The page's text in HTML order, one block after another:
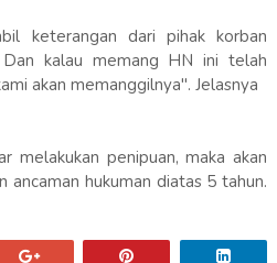
keterangan dari pihak korban
kalau memang HN ini telah
akan memanggilnya". Jelasnya
melakukan penipuan, maka akan
ancaman hukuman diatas 5 tahun.